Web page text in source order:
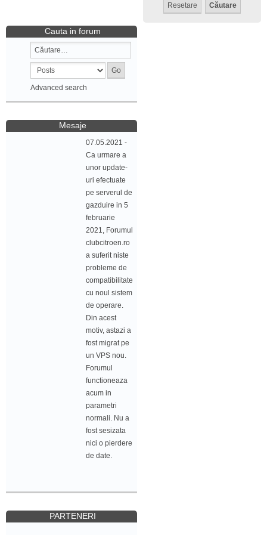
Cauta in forum
Advanced search
Mesaje
07.05.2021 -
Ca urmare a
unor update-
uri efectuate
pe serverul de
gazduire in 5
februarie
2021, Forumul
clubcitroen.ro
a suferit niste
probleme de
compatibilitate
cu noul sistem
de operare.
Din acest
motiv, astazi a
fost migrat pe
un VPS nou.
Forumul
functioneaza
acum in
parametri
normali. Nu a
fost sesizata
nici o pierdere
de date.
PARTENERI